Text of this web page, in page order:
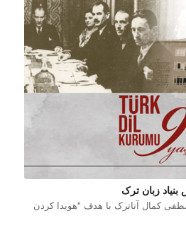
زبان ترک
کمال آتاترک با هدف "هویدا کردن